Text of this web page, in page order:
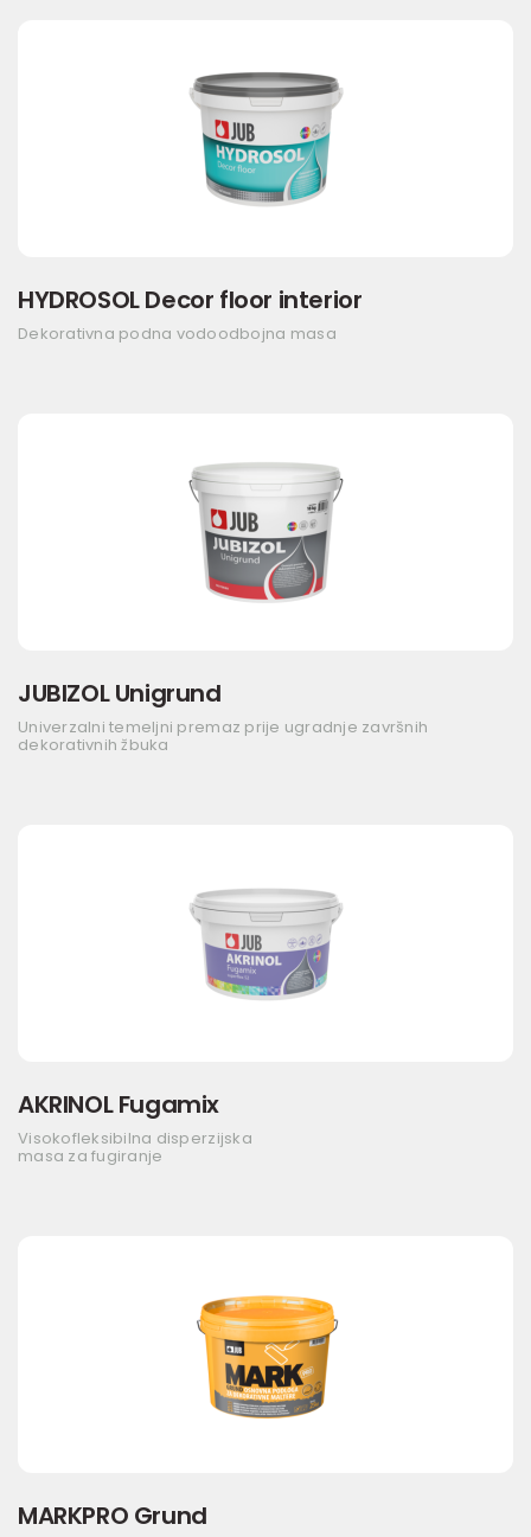
HYDROSOL Decor floor interior
Dekorativna podna vodoodbojna masa
JUBIZOL Unigrund
Univerzalni temeljni premaz prije ugradnje završnih
dekorativnih žbuka
AKRINOL Fugamix
Visokofleksibilna disperzijska
masa za fugiranje
MARKPRO Grund